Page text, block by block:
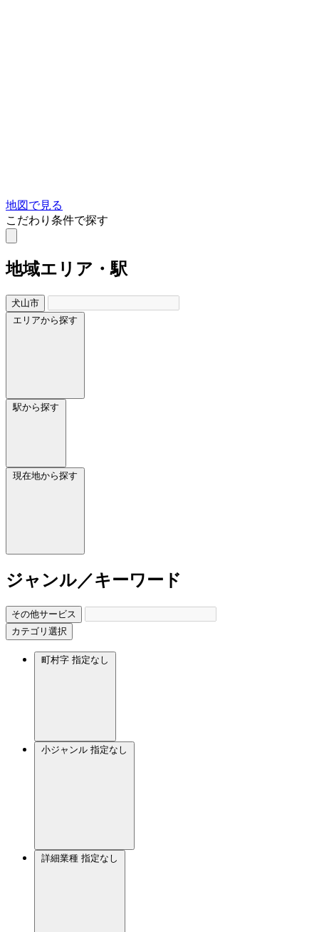
地図で見る
こだわり条件で探す
地域エリア・駅
犬山市
エリアから探す
駅から探す
現在地から探す
ジャンル／キーワード
その他サービス
カテゴリ選択
町村字 指定なし
小ジャンル 指定なし
詳細業種 指定なし